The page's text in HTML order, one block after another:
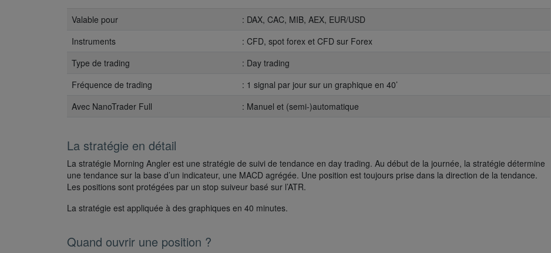
Valable pour
: DAX, CAC, MIB, AEX, EUR/USD
Instruments
: CFD, spot forex et CFD sur Forex
Type de trading
: Day trading
Fréquence de trading
: 1 signal par jour sur un graphique en 40’
Avec NanoTrader Full
: Manuel et (semi-)automatique
La stratégie en détail
La stratégie Morning Angler est une stratégie de suivi de tendance en day trading. Au début de la journée, la stratégie détermine
une tendance sur la base d’un indicateur, une MACD agrégée. Une position est toujours prise dans la direction de la tendance.
Les positions sont protégées par un stop suiveur basé sur l’ATR.
La stratégie est appliquée à des graphiques en 40 minutes.
Quand ouvrir une position ?